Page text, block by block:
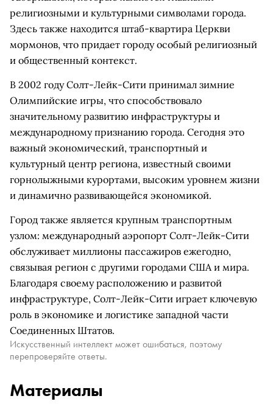
религиозными и культурными символами города.
Здесь также находится штаб-квартира Церкви
мормонов, что придает городу особый религиозный
и общественный контекст.
В 2002 году Солт-Лейк-Сити принимал зимние
Олимпийские игры, что способствовало
значительному развитию инфраструктуры и
международному признанию города. Сегодня это
важный экономический, транспортный и
культурный центр региона, известный своими
горнолыжными курортами, высоким уровнем жизни
и динамично развивающейся экономикой.
Город также является крупным транспортным
узлом: международный аэропорт Солт-Лейк-Сити
обслуживает миллионы пассажиров ежегодно,
связывая регион с другими городами США и мира.
Благодаря своему расположению и развитой
инфраструктуре, Солт-Лейк-Сити играет ключевую
роль в экономике и логистике западной части
Соединенных Штатов.
Искусственный интеллект может ошибаться, поэтому
перепроверяйте ответы.
Материалы